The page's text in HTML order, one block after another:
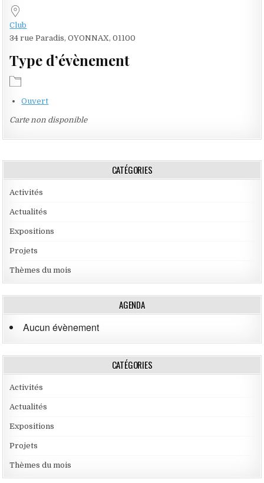
Club
34 rue Paradis, OYONNAX, 01100
Type d’évènement
Ouvert
Carte non disponible
CATÉGORIES
Activités
Actualités
Expositions
Projets
Thèmes du mois
AGENDA
Aucun évènement
CATÉGORIES
Activités
Actualités
Expositions
Projets
Thèmes du mois